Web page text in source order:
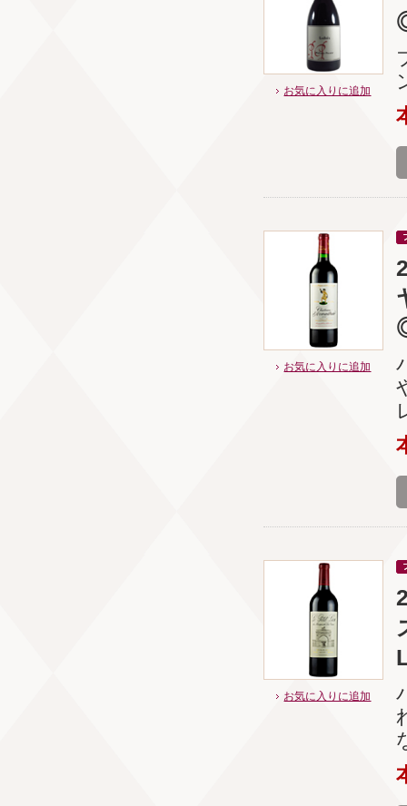
お気に入りに追加
お気に入りに追加
お気に入りに追加